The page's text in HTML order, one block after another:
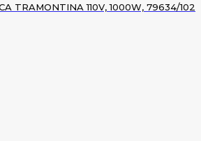
TRAMONTINA 110V, 1000W, 79634/102